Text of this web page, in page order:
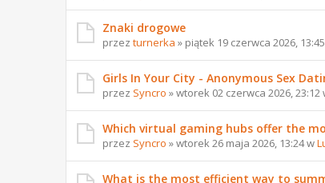
Znaki drogowe
przez turnerka » piątek 19 czerwca 2026,
Girls In Your City - Anonymous Sex
przez Syncro » wtorek 02 czerwca 2026, 23:12
Which virtual gaming hubs offer the
przez Syncro » wtorek 26 maja 2026, 13:24 w
What is the most efficient way to